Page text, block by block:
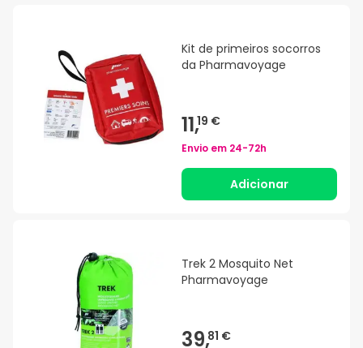
Kit de primeiros socorros
da Pharmavoyage
11,19 €
Envio em 24-72h
Adicionar
Trek 2 Mosquito Net
Pharmavoyage
39,81 €